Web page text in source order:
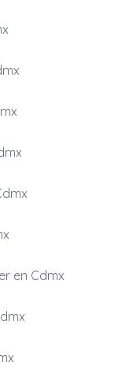
en Cdmx